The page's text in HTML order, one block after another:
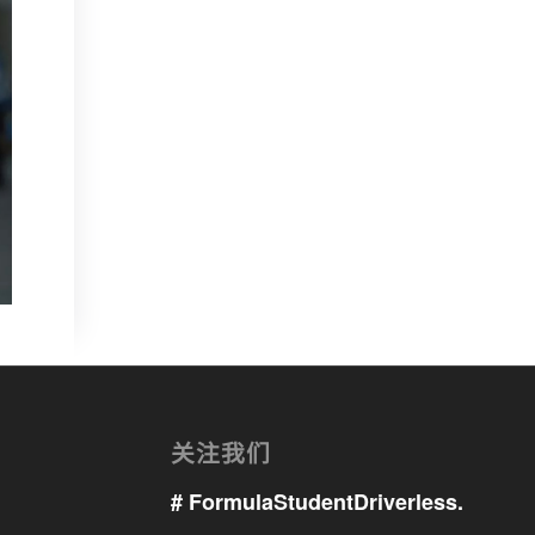
关注我们
# FormulaStudentDriverless.